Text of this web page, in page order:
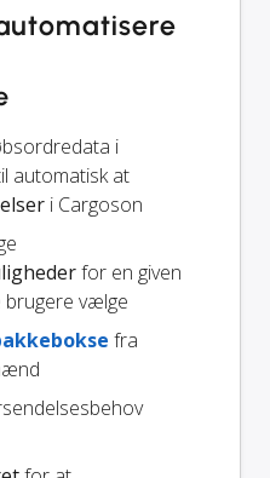
i
automatisk at
i Cargoson
for en given
brugere vælge
fra